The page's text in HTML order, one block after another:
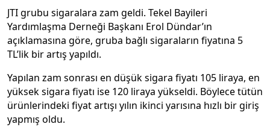
JTI grubu sigaralara zam geldi. Tekel Bayileri
Yardımlaşma Derneği Başkanı Erol Dündar’ın
açıklamasına göre, gruba bağlı sigaraların fiyatına 5
TL’lik bir artış yapıldı.
Yapılan zam sonrası en düşük sigara fiyatı 105 liraya, en
yüksek sigara fiyatı ise 120 liraya yükseldi. Böylece tütün
ürünlerindeki fiyat artışı yılın ikinci yarısına hızlı bir giriş
yapmış oldu.